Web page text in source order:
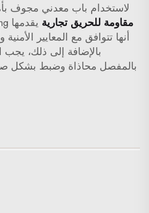
لاستخدام باب معدني مجوف
مقاومة للحريق تجارية
أنها تتوافق مع المعايير
بالإضافة إلى ذلك، يجب
بالمفصل محاذاة وضبط بشكل